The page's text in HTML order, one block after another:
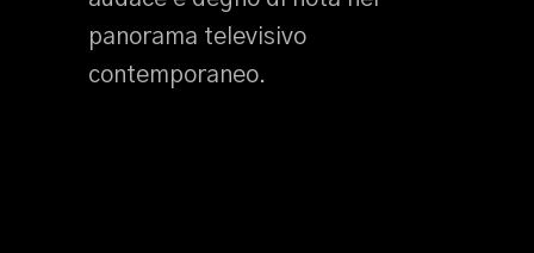
panorama televisivo
contemporaneo.